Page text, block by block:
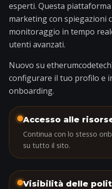
esperti. Questa
marketing con spiegazioni
monitoraggio in tempo
utenti avanzati.
Nuovo su
configurare il tuo profilo e
onboarding.
Accesso alle
Continua con lo stesso
su tutto il sito.
Visibilità delle